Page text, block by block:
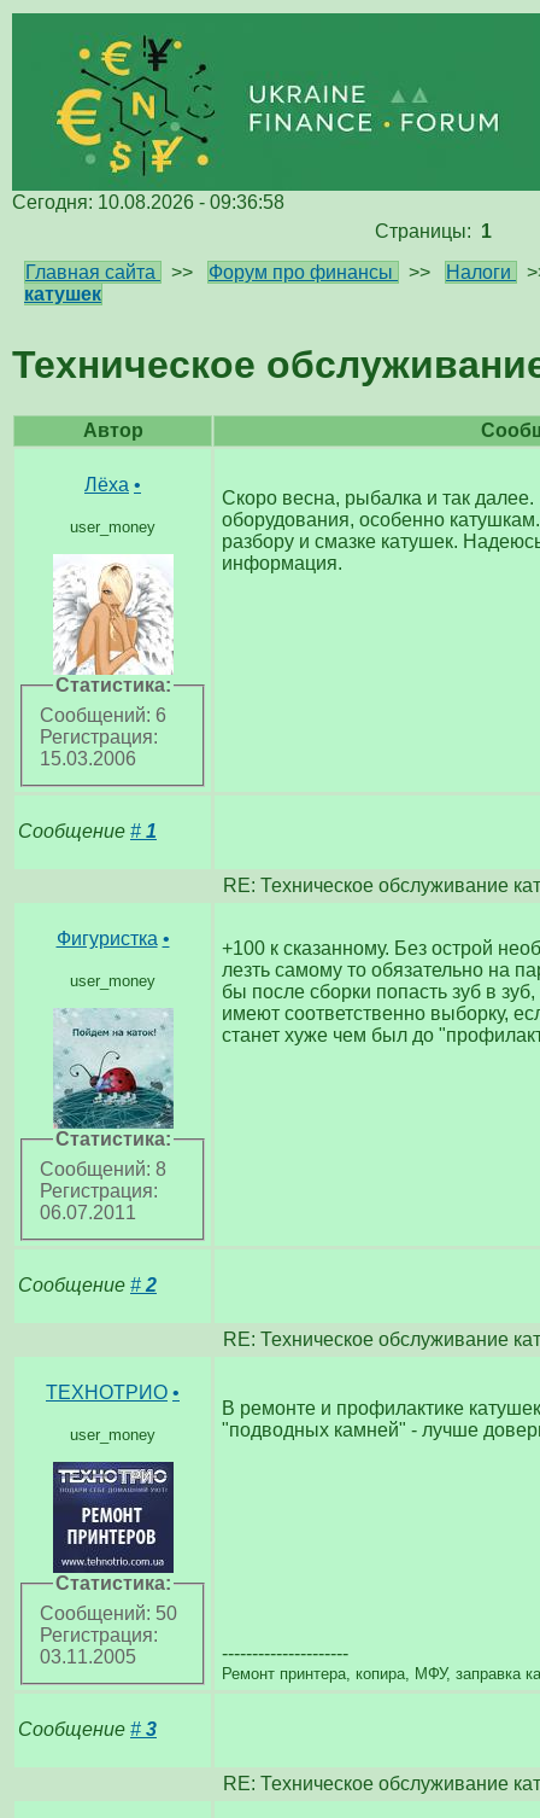
Сегодня: 10.08.2026 - 09:36:58
Страницы: 1
Главная сайта
>> Форум про финансы >> Налоги
катушек
Техническое
Автор
Лёха •
user_money
Статистика:
Сообщений: 6
Регистрация:
15.03.2006
Скоро весна, рыбалка и так
оборудования, особенно
разбору и смазке катушек.
информация.
Сообщение # 1
RE: Техническое обслуживание
Фигуристка •
user_money
Статистика:
Сообщений: 8
Регистрация:
06.07.2011
+100 к сказанному. Без острой
лезть самому то обязательно на
бы после сборки попасть зуб в
имеют соответственно выборку,
станет хуже чем был до
Сообщение # 2
RE: Техническое обслуживание
ТЕХНОТРИО •
user_money
Статистика:
Сообщений: 50
Регистрация:
03.11.2005
В ремонте и профилактике
"подводных камней" - лучше
---------------------
Ремонт принтера, копира, МФУ, заправка
Сообщение # 3
RE: Техническое обслуживание